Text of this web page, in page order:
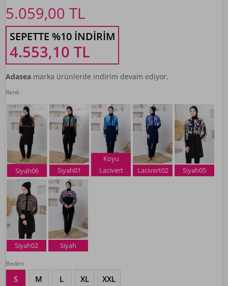
5.059,00 TL
SEPETTE %10 İNDIRIM
4.553,10 TL
Adasea marka ürünlerde indirim devam ediyor.
Renk
Siyah06 Siyah01
Koyu
Lacivert
Lacivert02 Siyah05
Siyah02 Siyah
Beden
S M L XL XXL